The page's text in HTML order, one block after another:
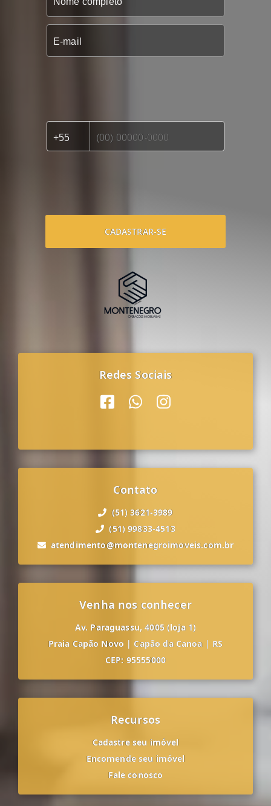
CADASTRAR-SE
Redes Sociais
Contato
(51) 3621-3989
(51) 99833-4513
atendimento@montenegroimoveis.com.br
Venha nos conhecer
Av. Paraguassu, 4005 (loja 1)
Praia Capão Novo | Capão da Canoa | RS
CEP: 95555000
Recursos
Cadastre seu imóvel
Encomende seu imóvel
Fale conosco